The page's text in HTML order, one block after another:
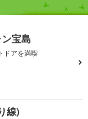
宝島
ドアを満喫
線)